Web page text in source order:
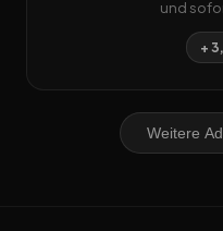
und
+
Weitere